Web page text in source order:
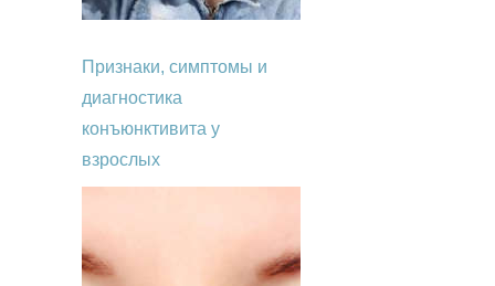
Признаки, симптомы и
диагностика
конъюнктивита у
взрослых